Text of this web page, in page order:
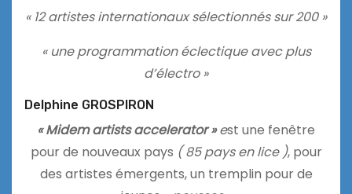
« 12 artistes internationaux sélectionnés sur 200 »
« une programmation éclectique avec plus
d’électro »
Delphine GROSPIRON
« Midem artists accelerator »est une fenêtre
pour de nouveaux pays ( 85 pays en lice ), pour
des artistes émergents, un tremplin pour de